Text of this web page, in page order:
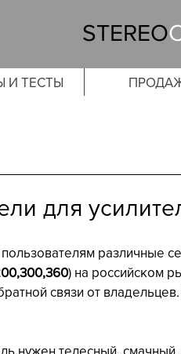
STEREO
И ТЕСТЫ
для
пользователям различные
) на российском
связи от
нужен телесный, смачный,